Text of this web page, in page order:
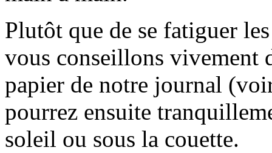
Plutôt que de se fatiguer
vous conseillons vivement
papier de notre journal
pourrez ensuite
soleil ou sous la couette.